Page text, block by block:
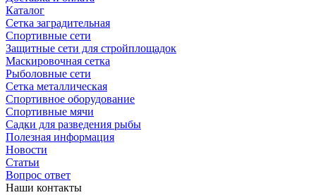
Каталог
Сетка заградительная
Спортивные сети
Защитные сети для стройплощадок
Маскировочная сетка
Рыболовные сети
Сетка металлическая
Спортивное оборудование
Спортивные мячи
Садки для разведения рыбы
Полезная информация
Новости
Статьи
Вопрос ответ
Наши контакты